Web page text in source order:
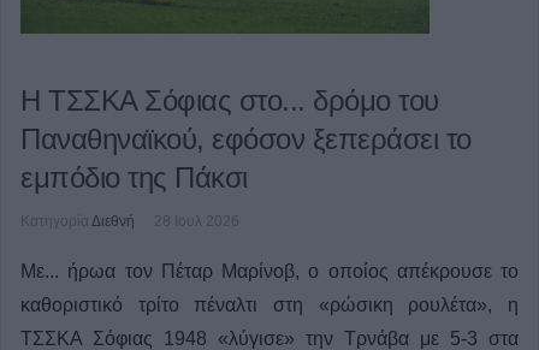
Η ΤΣΣΚΑ Σόφιας στο... δρόμο του
Παναθηναϊκού, εφόσον ξεπεράσει το
εμπόδιο της Πάκσι
Κατηγορία Διεθνή 28 Ιουλ 2026
Με... ήρωα τον Πέταρ Μαρίνοβ, ο οποίος απέκρουσε το
καθοριστικό τρίτο πέναλτι στη «ρώσικη ρουλέτα», η
ΤΣΣΚΑ Σόφιας 1948 «λύγισε» την Τρνάβα με 5-3 στα